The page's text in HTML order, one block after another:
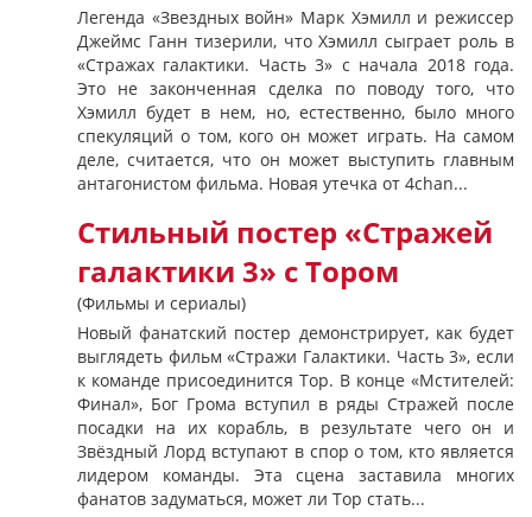
Легенда «Звездных войн» Марк Хэмилл и режиссер
Джеймс Ганн тизерили, что Хэмилл сыграет роль в
«Стражах галактики. Часть 3» с начала 2018 года.
Это не законченная сделка по поводу того, что
Хэмилл будет в нем, но, естественно, было много
спекуляций о том, кого он может играть. На самом
деле, считается, что он может выступить главным
антагонистом фильма. Новая утечка от 4chan...
Стильный постер «Стражей
галактики 3» с Тором
(Фильмы и сериалы)
Новый фанатский постер демонстрирует, как будет
выглядеть фильм «Стражи Галактики. Часть 3», если
к команде присоединится Тор. В конце «Мстителей:
Финал», Бог Грома вступил в ряды Стражей после
посадки на их корабль, в результате чего он и
Звёздный Лорд вступают в спор о том, кто является
лидером команды. Эта сцена заставила многих
фанатов задуматься, может ли Тор стать...